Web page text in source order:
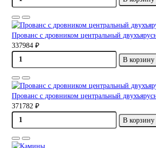
Прованс с дровником центральный
337984 ₽
В корзину
Прованс с дровником центральный
371782 ₽
В корзину